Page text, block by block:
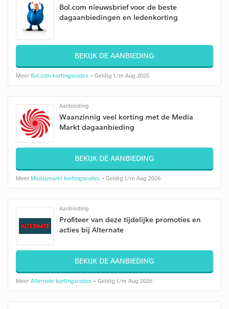
Bol.com nieuwsbrief voor de beste
dagaanbiedingen en ledenkorting
BEKIJK DE AANBIEDING
Meer Bol.com kortingscodes • Geldig t/m Aug 2026
Aanbieding
Waanzinnig veel korting met de Media
Markt dagaanbieding
BEKIJK DE AANBIEDING
Meer Mediamarkt kortingscodes • Geldig t/m Aug 2026
Aanbieding
Profiteer van deze tijdelijke promoties en
acties bij Alternate
BEKIJK DE AANBIEDING
Meer Alternate kortingscodes • Geldig t/m Aug 2026